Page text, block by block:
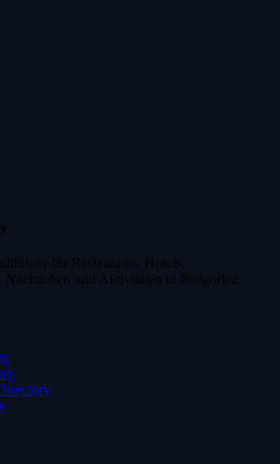
für Restaurants, Hotels,
Nachtleben und Aktivitäten in Podgorica,